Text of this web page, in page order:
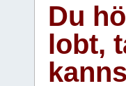
Du
lobt,